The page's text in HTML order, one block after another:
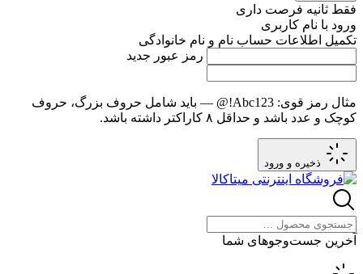
فقط ثانیه فرصت داری
ورود با نام کاربری
تکمیل اطلاعات حساب نام و نام خانوادگی
رمز عبور جدید
مثال رمز قوی: Abc123!@
— باید شامل حروف بزرگ، حروف
کوچک و عدد باشد و حداقل ۸ کاراکتر داشته باشد.
ذخیره و ورود
آخرین جست‌وجوهای شما